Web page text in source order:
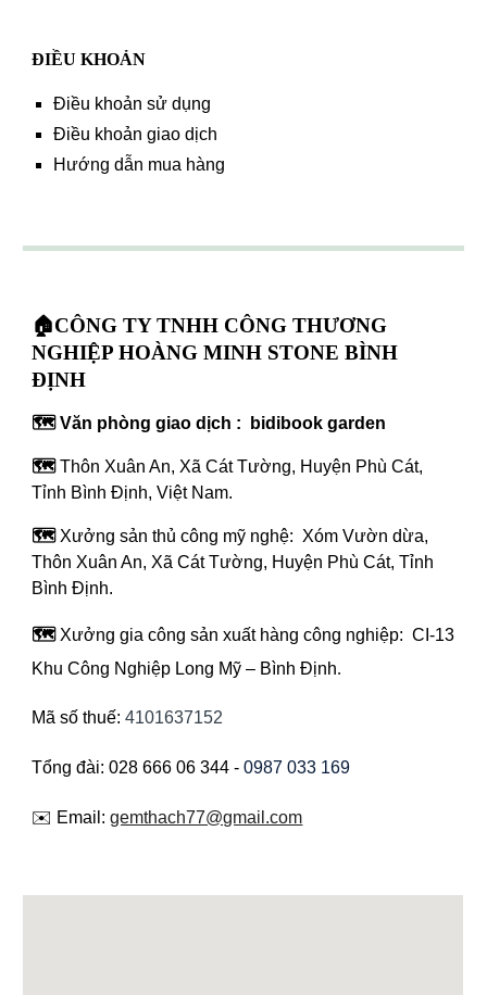
ĐIỀU KHOẢN
Điều khoản sử dụng
Điều khoản giao dịch
Hướng dẫn mua hàng
🏠CÔNG TY TNHH CÔNG THƯƠNG
NGHIỆP HOÀNG MINH STONE BÌNH
ĐỊNH
🗺️ Văn phòng giao dịch : bidibook garden
🗺️Thôn Xuân An, Xã Cát Tường, Huyện Phù Cát,
Tỉnh Bình Định, Việt Nam.
🗺️ Xưởng sản thủ công mỹ nghệ: Xóm Vườn dừa,
Thôn Xuân An, Xã Cát Tường, Huyện Phù Cát, Tỉnh
Bình Định.
🗺️ Xưởng gia công sản xuất hàng công nghiệp: CI-13
Khu Công Nghiệp Long Mỹ – Bình Định.
Mã số thuế:4101637152
Tổng đài: 028 666 06 344 -0987 033 169
✉️ Email:gemthach77@gmail.com